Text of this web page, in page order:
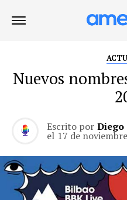
Nuevos
Escrito por Diego
el 17 de